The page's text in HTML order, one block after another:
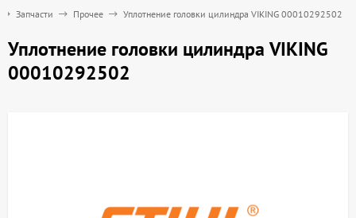
Запчасти Прочее Уплотнение головки цилиндра VIKING 00010292502
Уплотнение головки цилиндра VIKING
00010292502